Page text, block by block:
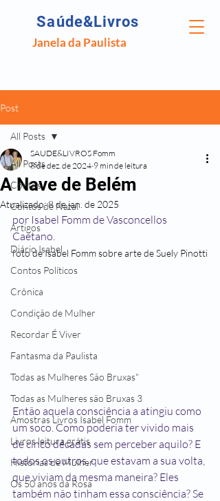
Saúde&Livros
Janela da Paulista
Post
All Posts
Contos
Contos de Natal
Artigos
Diário Isabel
Contos Políticos
Crônica
Condição de Mulher
Recordar É Viver
Fantasma da Paulista
Todas as Mulheres São Bruxas"
Todas as Mulheres são Bruxas 3
Amostras Livros Isabel Fomm
Livros leitura grátis
Histórias de Mulher
Os 50 anos da Rosa
All Posts
A Nave de Belém
SAUDE&LIVROS Fomm
8 de dez. de 2024 9 min de leitura
Atualizado:8 de jan. de 2025
por Isabel Fomm de Vasconcellos
Caetano.
foto de Isabel Fomm sobre arte de Suely Pinotti
Então aquela consciência a atingiu como
um soco. Como poderia ter vivido mais
de cinco décadas sem perceber aquilo? E
todos os outros, que estavam a sua volta,
que viviam da mesma maneira? Eles
também não tinham essa consciência? Se